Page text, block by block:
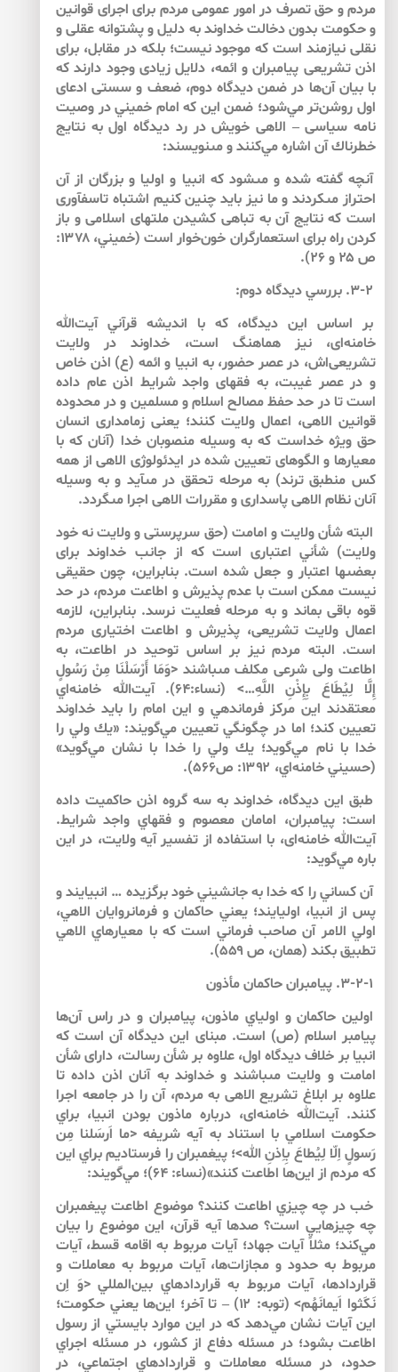
مردم و حق تصرف در امور عمومى مردم براى اجراى قوانين
و حكومت ‏بدون دخالت‏ خداوند به دليل و پشتوانه عقلى و
نقلى نيازمند است كه موجود نيست؛ ‏بلكه در مقابل، براى
اذن تشريعى پيامبران و ائمه، دلايل زيادى وجود دارند كه
با بيان آن‌‌ها در ضمن ديدگاه دوم، ضعف و سستى ادعاى
اول روشن‌تر مي‌‌شود؛ ضمن اين كه امام خميني در وصيت
نامه سياسى – الاهى خويش در رد ديدگاه اول به نتايج
خطرناك آن اشاره مي‌‌كنند و مى‏نويسند:
آنچه گفته شده و مى‏شود كه انبيا و اوليا و بزرگان از آن
احتراز مى‏كردند و ما نيز بايد چنين كنيم اشتباه تاسف‏آورى
است كه نتايج آن به تباهى كشيدن ملت‏هاى اسلامى و باز
كردن راه براى استعمارگران خون‌‌خوار است (خميني، ۱۳۷۸:
ص ۲۵ و ۲۶).
۳-۲. بررسي ديدگاه دوم:
بر اساس اين ديدگاه، كه با انديشه قرآني آيت‌الله
خامنه‌‌اى، نيز هماهنگ است، خداوند در ولايت
تشريعى‌‌اش، در عصر حضور، به انبيا و ائمه (ع) اذن خاص
و در عصر غيبت، به فقهاى واجد شرايط اذن عام داده
است تا در حد حفظ مصالح اسلام و مسلمين و در محدوده
قوانين الاهى، اعمال ولايت كنند؛ يعنى زمامدارى انسان
حق ويژه خداست كه به وسيله منصوبان خدا (آنان كه با
معيارها و الگوهاى تعيين شده در ايدئولوژى الاهى از همه
كس منطبق ترند) به مرحله تحقق در مى‏آيد و به وسيله
آنان نظام الاهى پاسدارى و مقررات الاهى اجرا مى‏گردد.
البته شأن ولايت و امامت (حق سرپرستى و ولايت نه خود
ولايت) شأني اعتبارى است كه از جانب خداوند براى
بعضى‏ها اعتبار و جعل شده است. بنابراين، چون حقيقى
نيست ممكن است ‏با عدم پذيرش و اطاعت مردم، در حد
قوه باقى بماند و به مرحله فعليت نرسد. بنابراين، لازمه
اعمال ولايت تشريعى، پذيرش و اطاعت اختيارى مردم
است. البته مردم نيز بر اساس توحيد در اطاعت، به
اطاعت ولى شرعى مكلف مى‏باشند <وَمَا أَرْسَلْنَا مِنْ رَسُولٍ
إِلَّا لِيُطَاعَ بِإِذْنِ اللَّهِ…> (نساء:۶۴). آيت‌الله خامنه‌‌اي
معتقدند اين مركز فرماندهي و اين امام را بايد خداوند
تعيين كند؛ اما در چگونگي تعيين مي‌‌گويند: «يك ولي را
خدا با نام مي‌‌گويد؛ يك ولي را خدا با نشان مي‌‌گويد»
(حسيني خامنه‌‌اي، ۱۳۹۲: ص۵۶۶).
طبق اين ديدگاه، خداوند به سه گروه اذن حاكميت داده
است: پيامبران، امامان معصوم و فقهاي واجد شرايط.
آيت‌الله خامنه‌‌اى، با استفاده از تفسير آيه ولايت، در اين
باره مي‌‌گويد:
آن كساني را كه خدا به جانشيني خود برگزيده … انبيايند و
پس از انبيا، اوليايند؛ يعني حاكمان و فرمانروايان الاهي،
اولي الامر آن صاحب فرماني است كه با معيارهاي الاهي
تطبيق بكند (همان، ص ۵۵۹).
۳-۲-۱. پيامبران حاكمان مأذون
اولين حاكمان و اولياي ماذون، پيامبران و در راس آن‌‌ها
پيامبر اسلام (ص) است. مبناى اين ديدگاه آن است كه
انبيا بر خلاف ديدگاه اول، علاوه بر شأن رسالت، داراى شأن
امامت و ولايت مى‏باشند و خداوند به آنان اذن داده تا
علاوه بر ابلاغ تشريع الاهى به مردم، آن را در جامعه اجرا
كنند. آيت‌الله خامنه‌‌اى، درباره ماذون بودن انبيا، براي
حكومت اسلامي با استناد به آيه‌ شريفه‌ <ما اَرسَلنا مِن
رَسولٍ اِلّا لِيُطاعَ بِاِذنِ الله>؛ پيغمبران را فرستاديم براي اين
كه مردم از اين‌‌ها اطاعت كنند»(نساء: ۶۴)؛ مي‌‌گويند:
خب در چه چيزي اطاعت كنند؟ موضوع اطاعت پيغمبران
چه چيز‌هايي است؟ صدها آيه‌ قرآن، اين موضوع را بيان
مي‌‌كند؛ مثلاً آيات جهاد؛ آيات مربوط به اقامه‌ قسط، آيات
مربوط به حدود و مجازات‌‌ها، آيات مربوط به معاملات و
قراردادها، آيات مربوط به قراردادهاي بين‌المللي <وَ اِن
نَكَثوا اَيمانَهُم> (توبه: ۱۲) – تا آخر؛ اين‌‌ها يعني حكومت؛
اين آيات نشان مي‌‌دهد كه در اين موارد بايستي از رسول
اطاعت بشود؛ در مسئله‌ دفاع از كشور، در مسئله‌ اجراي
حدود، در مسئله‌ معاملات و قراردادهاي اجتماعي، در